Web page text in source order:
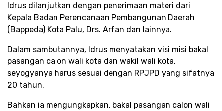
Idrus dilanjutkan dengan penerimaan materi dari
Kepala Badan Perencanaan Pembangunan Daerah
(Bappeda) Kota Palu, Drs. Arfan dan lainnya.
Dalam sambutannya, Idrus menyatakan visi misi bakal
pasangan calon wali kota dan wakil wali kota,
seyogyanya harus sesuai dengan RPJPD yang sifatnya
20 tahun.
Bahkan ia mengungkapkan, bakal pasangan calon wali